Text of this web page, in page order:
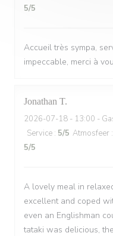
5/5
Accueil très sympa,
impeccable, merci à
Jonathan T
2026-07-18 - 13:00 -
Service : 5/5 Atmosfeer :
5/5
A lovely meal in
excellent and coped
even an Englishman
tataki was delicious,